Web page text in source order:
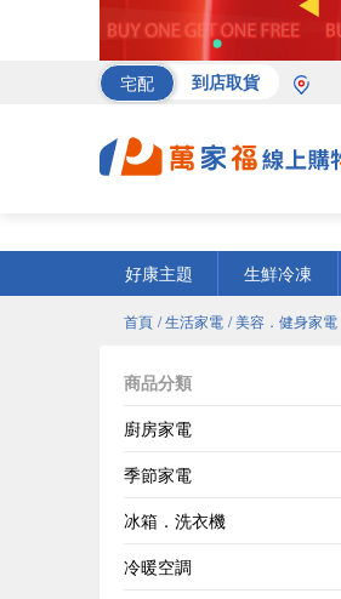
宅配 到店取貨
好康主題
生鮮冷凍
首頁 / 生活家電 / 美容．健身家電
商品分類
廚房家電
季節家電
冰箱．洗衣機
冷暖空調